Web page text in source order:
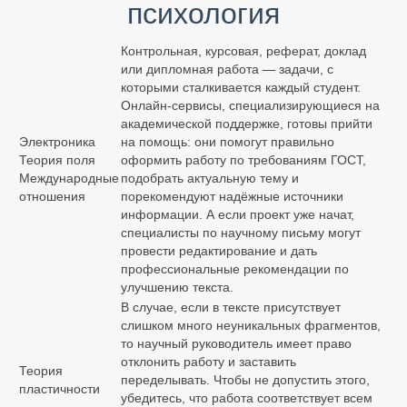
психология
Электроника
Теория поля
Международные
отношения
Контрольная, курсовая, реферат, доклад
или дипломная работа — задачи, с
которыми сталкивается каждый студент.
Онлайн-сервисы, специализирующиеся на
академической поддержке, готовы прийти
на помощь: они помогут правильно
оформить работу по требованиям ГОСТ,
подобрать актуальную тему и
порекомендуют надёжные источники
информации. А если проект уже начат,
специалисты по научному письму могут
провести редактирование и дать
профессиональные рекомендации по
улучшению текста.
Теория
пластичности
В случае, если в тексте присутствует
слишком много неуникальных фрагментов,
то научный руководитель имеет право
отклонить работу и заставить
переделывать. Чтобы не допустить этого,
убедитесь, что работа соответствует всем